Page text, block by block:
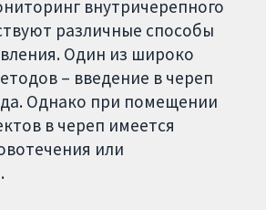
внутричерепного
различные способы
Один из широко
– введение в череп
Однако при помещении
в череп имеется
или